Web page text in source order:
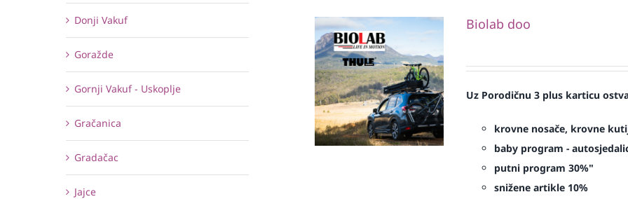
Biolab doo
Uz Porodičnu 3 plus karticu
krovne nosače, krovne
baby program -
putni program 30%"
snižene artikle 10%
Donji Vakuf
Goražde
Gornji Vakuf - Uskoplje
Gračanica
Gradačac
Jajce